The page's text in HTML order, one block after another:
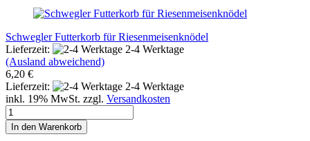
Schwegler Futterkorb für Riesenmeisenknödel
Lieferzeit:
2-4 Werktage
(Ausland abweichend)
6,20 €
Lieferzeit:
2-4 Werktage
inkl. 19% MwSt. zzgl. Versandkosten
In den Warenkorb